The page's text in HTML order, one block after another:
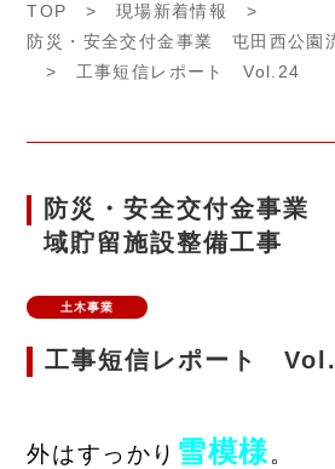
TOP > 現場新着情報
>
防災・安全交付金事業 屯田西公園
> 工事短信レポート Vol.24
防災・安全交付金事業
域貯留施設整備工事
土木事業
工事短信レポート
外はすっかり 雪模様。